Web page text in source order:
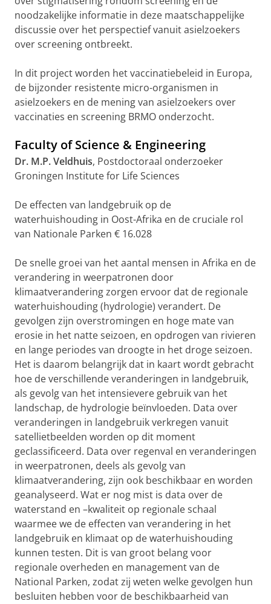
noodzakelijke informatie in deze maatschappelijke
discussie over het perspectief vanuit asielzoekers
over screening ontbreekt.
In dit project worden het vaccinatiebeleid in Europa,
de bijzonder resistente micro-organismen in
asielzoekers en de mening van asielzoekers over
vaccinaties en screening BRMO onderzocht.
Faculty of Science & Engineering
Dr. M.P. Veldhuis, Postdoctoraal onderzoeker
Groningen Institute for Life Sciences
De effecten van landgebruik op de
waterhuishouding in Oost-Afrika en de cruciale rol
van Nationale Parken € 16.028
De snelle groei van het aantal mensen in Afrika en de
verandering in weerpatronen door
klimaatverandering zorgen ervoor dat de regionale
waterhuishouding (hydrologie) verandert. De
gevolgen zijn overstromingen en hoge mate van
erosie in het natte seizoen, en opdrogen van rivieren
en lange periodes van droogte in het droge seizoen.
Het is daarom belangrijk dat in kaart wordt gebracht
hoe de verschillende veranderingen in landgebruik,
als gevolg van het intensievere gebruik van het
landschap, de hydrologie beïnvloeden. Data over
veranderingen in landgebruik verkregen vanuit
satellietbeelden worden op dit moment
geclassificeerd. Data over regenval en veranderingen
in weerpatronen, deels als gevolg van
klimaatverandering, zijn ook beschikbaar en worden
geanalyseerd. Wat er nog mist is data over de
waterstand en –kwaliteit op regionale schaal
waarmee we de effecten van verandering in het
landgebruik en klimaat op de waterhuishouding
kunnen testen. Dit is van groot belang voor
regionale overheden en management van de
National Parken, zodat zij weten welke gevolgen hun
besluiten hebben voor de beschikbaarheid van